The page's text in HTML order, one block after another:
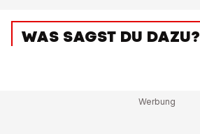
WAS SAGST DU DAZU?